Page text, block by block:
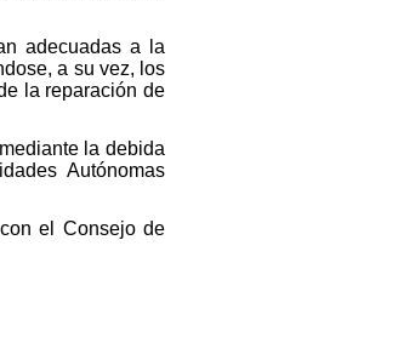
adecuadas a la
a su vez, los
la reparación de
la debida
Autónomas
el Consejo de